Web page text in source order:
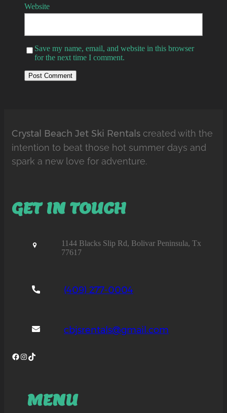
Website
Save my name, email, and website in this browser
for the next time I comment.
Crystal Beach Jet Ski Rentals created with the
intention to beat those hot summer days and
spark a new love for adventure.
GET IN TOUCH
1144 Blacks Slip Rd, Bolivar Peninsula, Tx
77617
(409) 277-0004
cbjsrentals@gmail.com
Facebook Instagram TikTok
MENU